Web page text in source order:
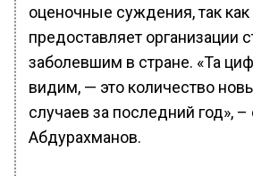
оценочные суждения, так
предоставляет организации
заболевшим в стране. «Та
видим, — это количество
случаев за последний год», –
Абдурахманов.